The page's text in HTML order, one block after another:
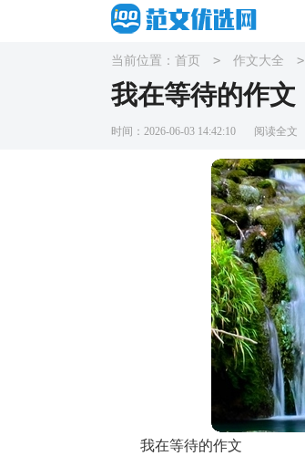
当前位置： 首页 > 作文大全 >
我在等待的作文
时间：2026-06-03 14:42:10 阅读全文
我在等待的作文